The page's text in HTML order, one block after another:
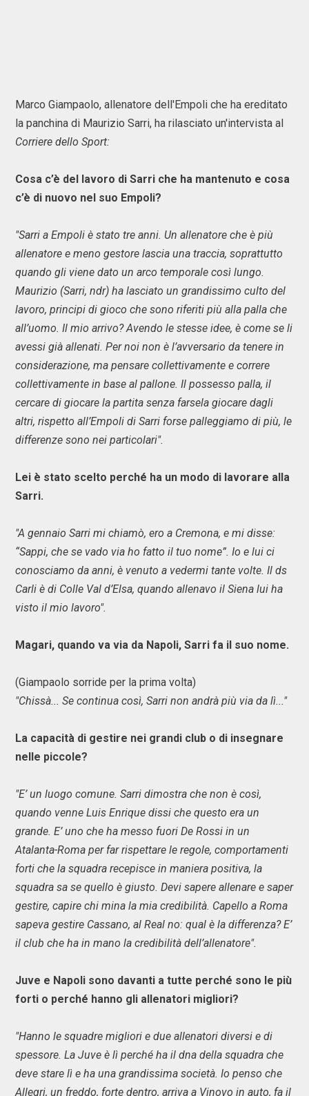
Marco Giampaolo, allenatore dell'Empoli che ha ereditato
la panchina di Maurizio Sarri, ha rilasciato un'intervista al
Corriere dello Sport:
Cosa c’è del lavoro di Sarri che ha mantenuto e cosa
c’è di nuovo nel suo Empoli?
"Sarri a Empoli è stato tre anni. Un allenatore che è più
allenatore e meno gestore lascia una traccia, soprattutto
quando gli viene dato un arco temporale così lungo.
Maurizio (Sarri, ndr) ha lasciato un grandissimo culto del
lavoro, principi di gioco che sono riferiti più alla palla che
all’uomo. Il mio arrivo? Avendo le stesse idee, è come se li
avessi già allenati. Per noi non è l’avversario da tenere in
considerazione, ma pensare collettivamente e correre
collettivamente in base al pallone. Il possesso palla, il
cercare di giocare la partita senza farsela giocare dagli
altri, rispetto all’Empoli di Sarri forse palleggiamo di più, le
differenze sono nei particolari".
Lei è stato scelto perché ha un modo di lavorare alla
Sarri.
"A gennaio Sarri mi chiamò, ero a Cremona, e mi disse:
“Sappi, che se vado via ho fatto il tuo nome”. Io e lui ci
conosciamo da anni, è venuto a vedermi tante volte. Il ds
Carli è di Colle Val d’Elsa, quando allenavo il Siena lui ha
visto il mio lavoro".
Magari, quando va via da Napoli, Sarri fa il suo nome.
(Giampaolo sorride per la prima volta)
"Chissà... Se continua così, Sarri non andrà più via da lì..."
La capacità di gestire nei grandi club o di insegnare
nelle piccole?
"E’ un luogo comune. Sarri dimostra che non è così,
quando venne Luis Enrique dissi che questo era un
grande. E’ uno che ha messo fuori De Rossi in un
Atalanta-Roma per far rispettare le regole, comportamenti
forti che la squadra recepisce in maniera positiva, la
squadra sa se quello è giusto. Devi sapere allenare e saper
gestire, capire chi mina la mia credibilità. Capello a Roma
sapeva gestire Cassano, al Real no: qual è la differenza? E’
il club che ha in mano la credibilità dell’allenatore".
Juve e Napoli sono davanti a tutte perché sono le più
forti o perché hanno gli allenatori migliori?
"Hanno le squadre migliori e due allenatori diversi e di
spessore. La Juve è lì perché ha il dna della squadra che
deve stare lì e ha una grandissima società. Io penso che
Allegri, un freddo, forte dentro, arriva a Vinovo in auto, fa il